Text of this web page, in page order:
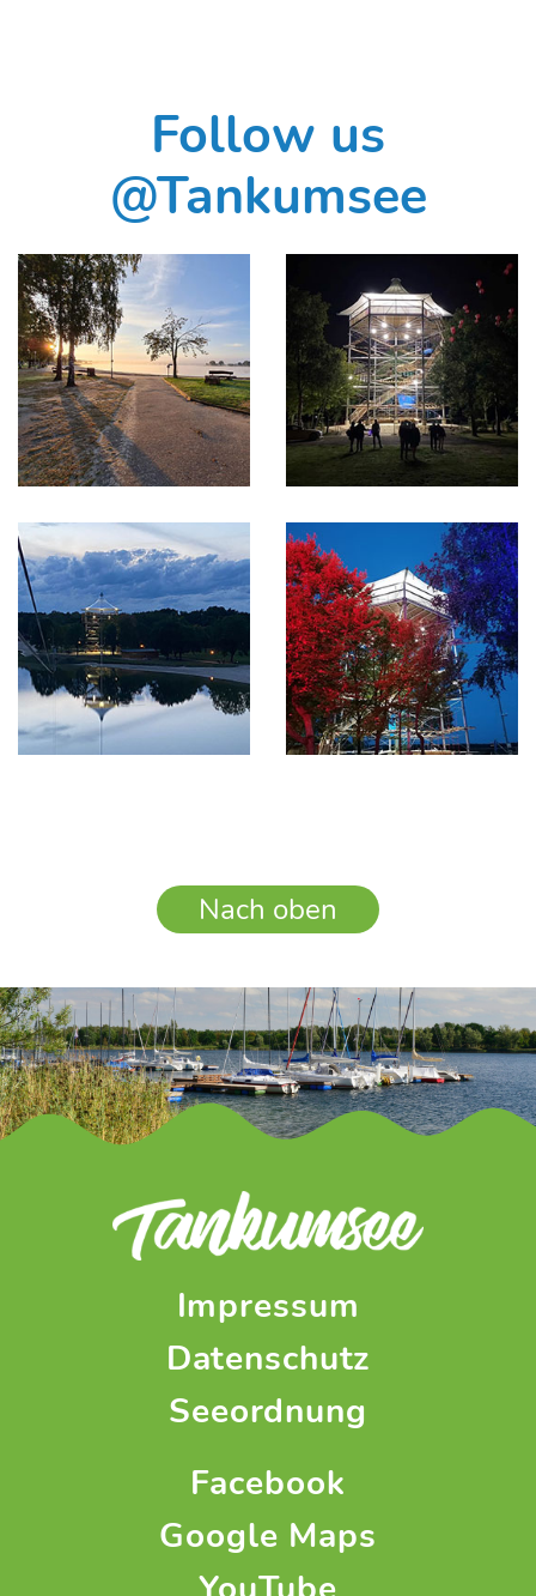
Follow us
@Tankumsee
Nach oben
Impressum
Datenschutz
Seeordnung
Facebook
Google Maps